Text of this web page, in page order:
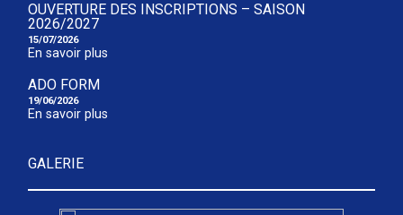
OUVERTURE DES INSCRIPTIONS – SAISON
2026/2027
15/07/2026
En savoir plus
ADO FORM
19/06/2026
En savoir plus
GALERIE